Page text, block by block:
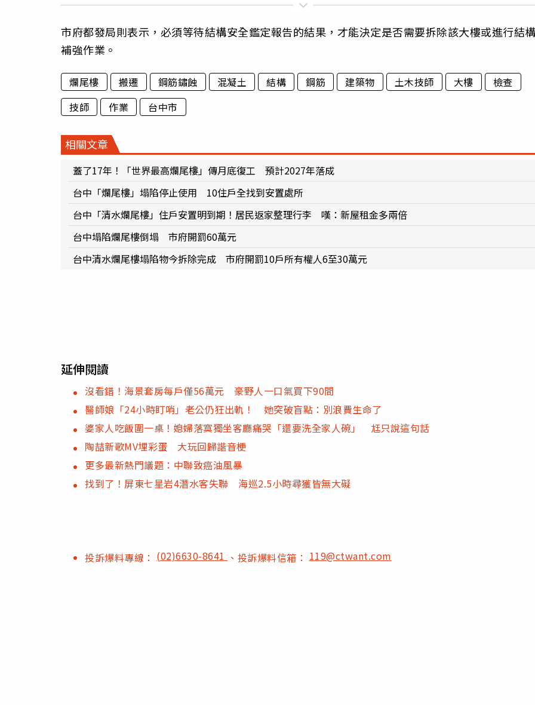
市府都發局則表示，必須等待結構安全鑑定報告的結果，才能決定是否需要拆除該大樓或進行結
補強作業。
爛尾樓 搬遷 鋼筋鏽蝕 混凝土 結構 鋼筋 建築物 土木技師 大樓
檢查
技師
作業 台中市
相關文章
蓋了17年！「世界最高爛尾樓」傳月底復工 預計2027年落成
台中「爛尾樓」塌陷停止使用 10住戶全找到安置處所
台中「清水爛尾樓」住戶安置明到期！居民返家整理行李 嘆：新屋租金多兩倍
台中塌陷爛尾樓倒塌 市府開罰60萬元
台中清水爛尾樓塌陷物今拆除完成 市府開罰10戶所有權人6至30萬元
延伸閱讀
沒看錯！海景套房每戶僅56萬元 豪野人一口氣買下90間
醫師娘「24小時盯哨」老公仍狂出軌！ 她突破盲點：別浪費生命了
婆家人吃飯圍一桌！媳婦落寞獨坐客廳痛哭「還要洗全家人碗」 尪只說這句話
陶喆新歌MV埋彩蛋 大玩回歸諧音梗
更多最新熱門議題：中聯致癌油風暴
找到了！屏東七星岩4潛水客失聯 海巡2.5小時尋獲皆無大礙
投訴爆料專線： (02)6630-8641 、投訴爆料信箱：119@ctwant.com